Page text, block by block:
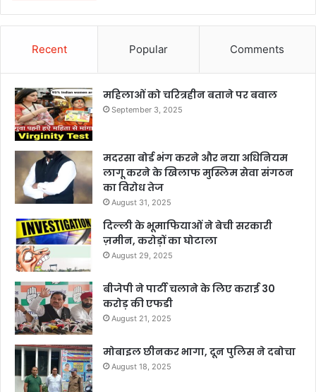
Recent Popular Comments
महिलाओं को चरित्रहीन बताने पर बवाल
September 3, 2025
मदरसा बोर्ड भंग करने और नया अधिनियम
लागू करने के खिलाफ मुस्लिम सेवा संगठन
का विरोध तेज
August 31, 2025
दिल्ली के भूमाफियाओं ने बेची सरकारी
ज़मीन, करोड़ों का घोटाला
August 29, 2025
बीजेपी ने पार्टी चलाने के लिए कराई 30
करोड़ की एफडी
August 21, 2025
मोबाइल छीनकर भागा, दून पुलिस ने दबोचा
August 18, 2025